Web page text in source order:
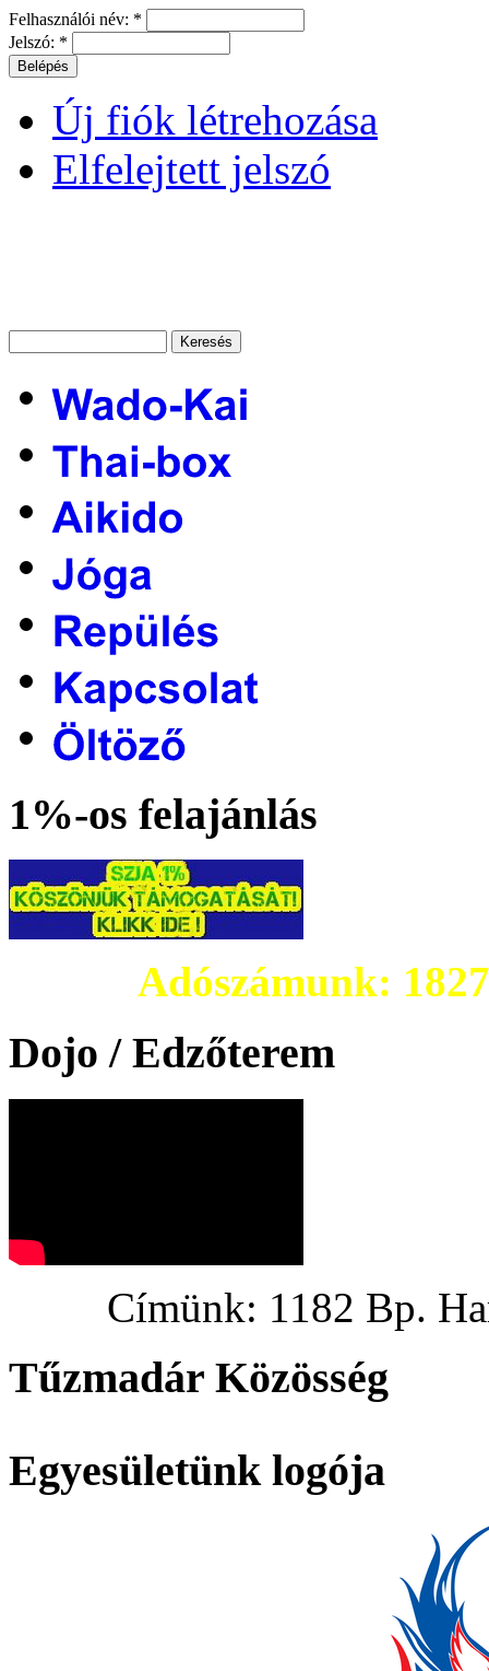
Felhasználói név: *
Jelszó: *
Új fiók létrehozása
Elfelejtett jelszó
1%-os felajánlás
Adószámunk:
Dojo / Edzőterem
Címünk: 1182 Bp.
Tűzmadár Közösség
Egyesületünk logója